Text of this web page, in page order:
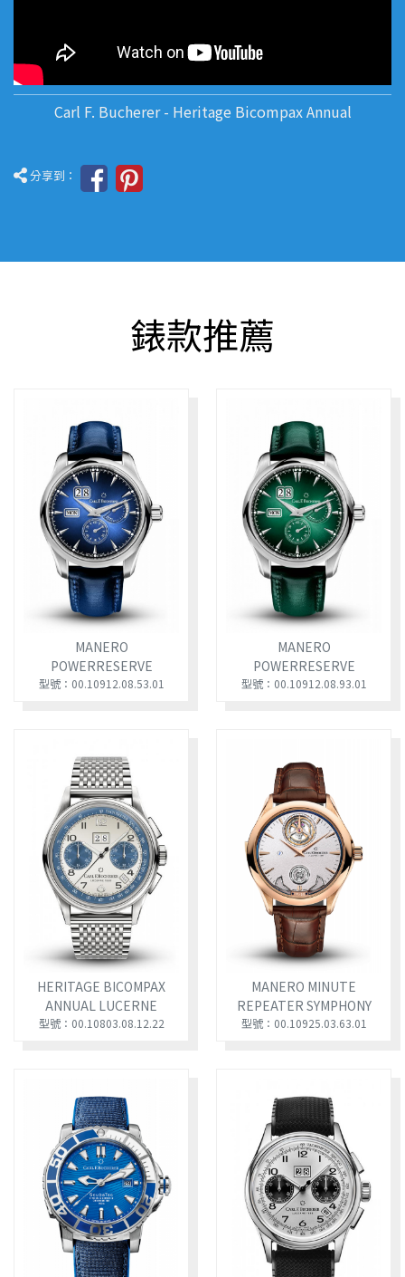
Carl F. Bucherer - Heritage Bicompax Annual
分享到：
錶款推薦
MANERO
POWERRESERVE
型號：00.10912.08.53.01
MANERO
POWERRESERVE
型號：00.10912.08.93.01
HERITAGE BICOMPAX
ANNUAL LUCERNE
型號：00.10803.08.12.22
MANERO MINUTE
REPEATER SYMPHONY
型號：00.10925.03.63.01